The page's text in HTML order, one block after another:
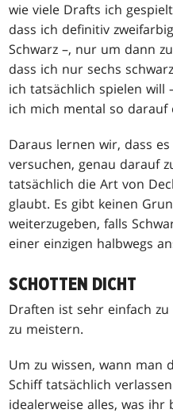
wie viele Drafts ich
dass ich definitiv
Schwarz –, nur um dann
dass ich nur sechs
ich tatsächlich spielen will
ich mich mental so darauf
Daraus lernen wir, dass
versuchen, genau darauf
tatsächlich die Art von
glaubt. Es gibt keinen
weiterzugeben, falls
einer einzigen halbwegs
SCHOTTEN DICHT
Draften ist sehr einfach
zu meistern.
Um zu wissen, wann man
Schiff tatsächlich
idealerweise alles, was ihr